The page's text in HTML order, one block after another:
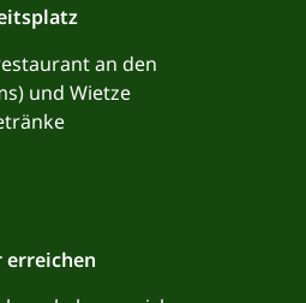
an den
und Wietze
erreichen